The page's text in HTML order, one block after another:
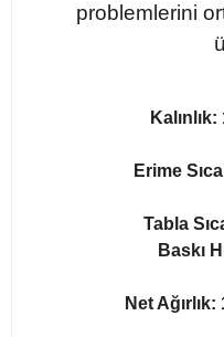
problemlerini
Erime
Tabla
Baskı
Net